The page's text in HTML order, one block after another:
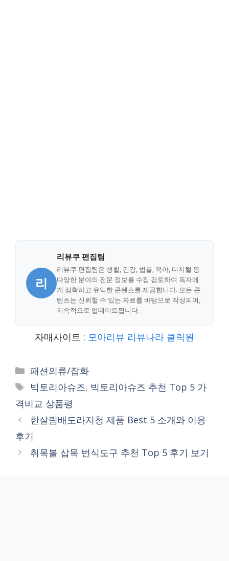
리
리뷰쿠 편집팀
리뷰쿠 편집팀은 생활, 건강, 법률, 육아, 디지털 등
다양한 분야의 전문 정보를 수집·검토하여 독자에
게 정확하고 유익한 콘텐츠를 제공합니다. 모든 콘
텐츠는 신뢰할 수 있는 자료를 바탕으로 작성되며,
지속적으로 업데이트됩니다.
자매사이트 : 모아리뷰 리뷰나라 클릭원
Categories
패션의류/잡화
Tags
빅토리아슈즈, 빅토리아슈즈 추천 Top 5 가
격비교 상품평
한살림배도라지청 제품 Best 5 소개와 이용
후기
취목볼 삽목 번식도구 추천 Top 5 후기 보기